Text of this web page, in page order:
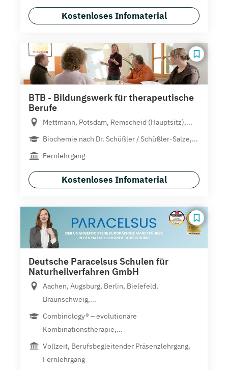
Kostenloses Infomaterial
BTB - Bildungswerk für therapeutische
Berufe
Mettmann, Potsdam, Remscheid (Hauptsitz),...
Biochemie nach Dr. Schüßler / Schüßler-Salze,...
Fernlehrgang
Kostenloses Infomaterial
Deutsche Paracelsus Schulen für
Naturheilverfahren GmbH
Aachen, Augsburg, Berlin, Bielefeld,
Braunschweig,...
Combinology® – evolutionäre
Kombinationstherapie,...
Vollzeit, Berufsbegleitender Präsenzlehrgang,
Fernlehrgang